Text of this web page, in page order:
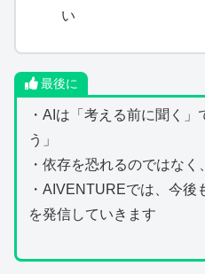
い
最後に
・AIは「考える前に聞く
う」
・依存を恐れるのではなく
・AIVENTUREでは、今後
を発信していきます